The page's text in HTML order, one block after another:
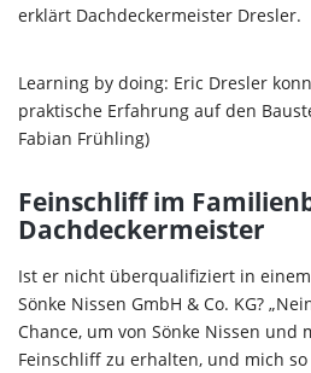
erklärt Dachdeckermeister Dresler.
Learning by doing: Eric Dresler
praktische Erfahrung auf den
Fabian Frühling)
Feinschliff im
Dachdeckermeister
Ist er nicht überqualifiziert in
Sönke Nissen GmbH & Co. KG?
Chance, um von Sönke Nissen und
Feinschliff zu erhalten, und mich